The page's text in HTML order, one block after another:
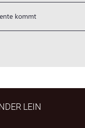
kommt
LEIN